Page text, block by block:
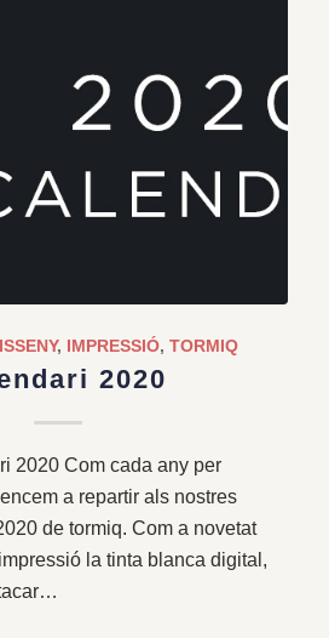
, IMPRESSIÓ, TORMIQ
2020
2020 Com cada any per
a repartir als nostres
de tormiq. Com a novetat
la tinta blanca digital,